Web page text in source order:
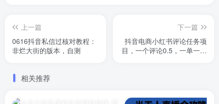
上一篇
0616抖音私信过核对教程：
非烂大街的版本，自测
下一篇
抖音电商小红书评论任务项
目，一个评论0.5，一单一结
相关推荐